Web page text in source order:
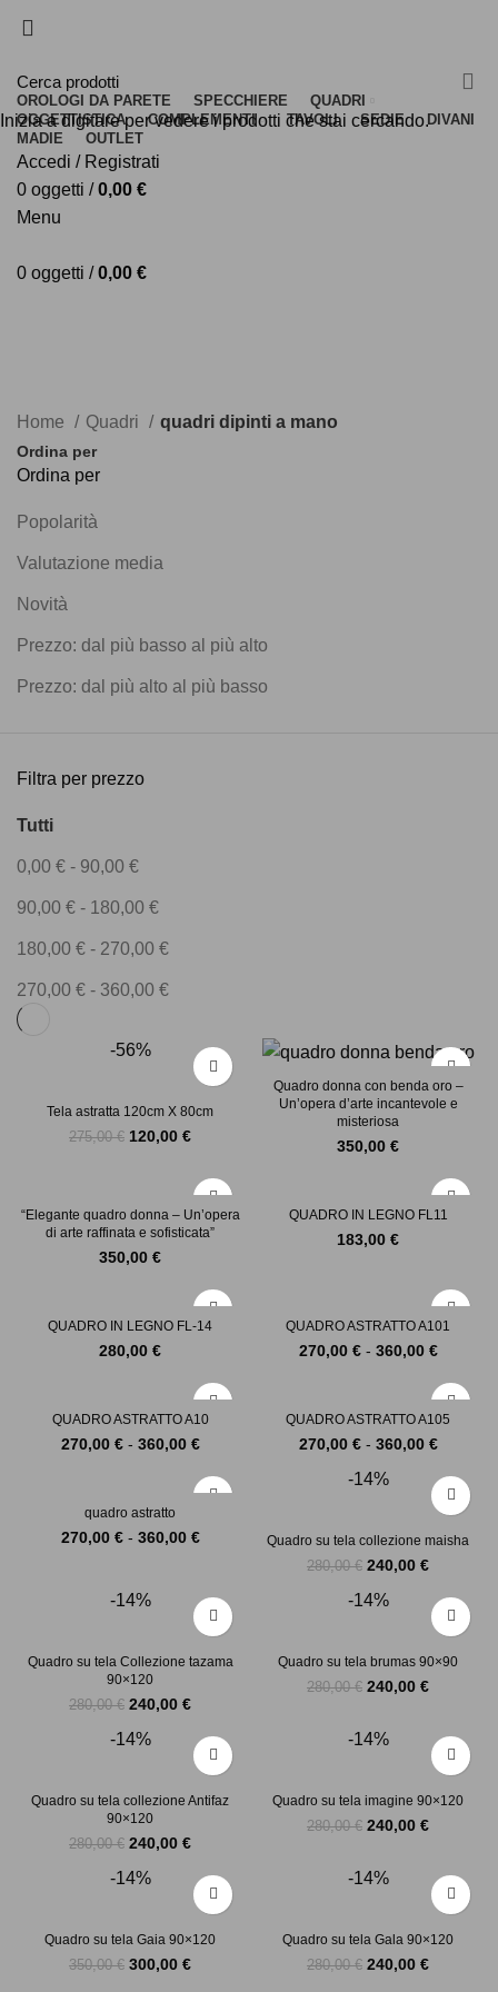
OROLOGI DA PARETE SPECCHIERE
QUADRI
OGGETTISTICA
COMPLEMENTI TAVOLI SEDIE
DIVANI
MADIE
OUTLET
Accedi / Registrati
0 oggetti / 0,00 €
Menu
0 oggetti / 0,00 €
Home
Quadri quadri dipinti a mano
Ordina per
Ordina per
Popolarità
Valutazione media
Novità
Prezzo: dal più basso al più alto
Prezzo: dal più alto al più basso
Filtra per prezzo
Tutti
0,00 € - 90,00 €
90,00 € - 180,00 €
180,00 € - 270,00 €
270,00 € - 360,00 €
-56%
Tela astratta 120cm X 80cm
275,00€ Il
275,00 €.
120,00 €Il
attuale
è:
120,00 €.
Quadro donna con benda oro –
Un’opera d’arte incantevole e
misteriosa
350,00 €
“Elegante quadro donna – Un’opera
di arte raffinata e sofisticata”
350,00 €
QUADRO IN LEGNO FL11
183,00 €
QUADRO IN LEGNO FL-14
280,00 €
QUADRO ASTRATTO A101
270,00 € - 360,00 €Fascia
prezzo:
270,00 €
a
QUADRO ASTRATTO A10
270,00 € - 360,00 €Fascia
prezzo:
a
QUADRO ASTRATTO A105
270,00 € - 360,00 €Fascia
prezzo:
da
a
quadro astratto
270,00 € - 360,00 €Fascia
da
270,00 €
a
360,00 €
-14%
Quadro su tela collezione maisha
280,00€ Il
originale
240,00 €Il
attuale
è:
-14%
Quadro su tela Collezione tazama
90×120
280,00€ Il
originale
240,00 €Il
attuale
è:
-14%
Quadro su tela brumas 90×90
280,00€ Il
era:
280,00 €.
240,00 €Il
è:
240,00 €.
-14%
Quadro su tela collezione Antifaz
90×120
280,00€ Il
originale
240,00 €Il
attuale
è:
-14%
Quadro su tela imagine 90×120
280,00€ Il
era:
280,00 €.
240,00 €Il
è:
240,00 €.
-14%
Quadro su tela Gaia 90×120
350,00€ Il
300,00 €Il
-14%
Quadro su tela Gala 90×120
280,00€ Il
240,00 €Il
Inizia a digitare per vedere i prodotti che stai cercando.